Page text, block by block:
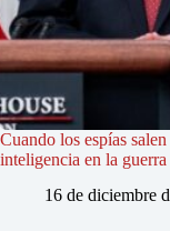
Cuando los espías
inteligencia en la
16 de diciembre